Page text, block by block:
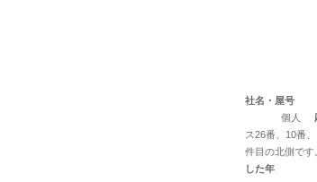
社名・屋号
個人
ス26番、10番、
件目の北側です
した年